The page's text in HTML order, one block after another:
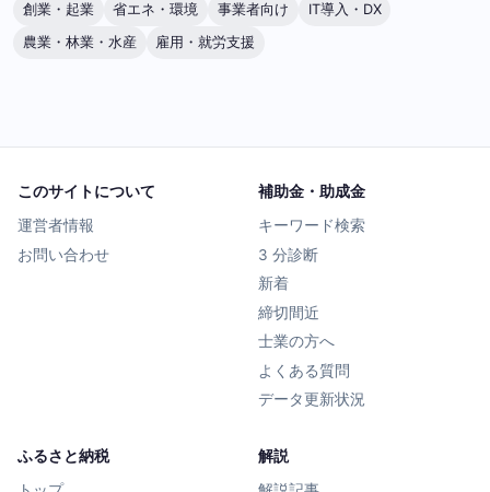
創業・起業
省エネ・環境 事業者向け
IT導入・DX
農業・林業・水産
雇用・就労支援
このサイトについて
運営者情報
お問い合わせ
補助金・助成金
キーワード検索
3 分診断
新着
締切間近
士業の方へ
よくある質問
データ更新状況
ふるさと納税 解説